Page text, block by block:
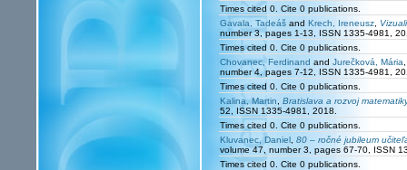
Times cited 0. Cite 0 publications.
Gavala, Tadeáš and Krech, Ireneusz
number 3, pages 1-13, ISSN 1335-4981,
Times cited 0. Cite 0 publications.
Chovanec, Ferdinand and Jurečková, Mária
number 4, pages 7-12, ISSN 1335-4981,
Times cited 0. Cite 0 publications.
Kalina, Martin
Bratislava a rozvoj
52, ISSN 1335-4981, 2018.
Times cited 0. Cite 0 publications.
Kluvanec, Daniel 80 – ročné jubileum
volume 47, number 3, pages 67-70, ISSN
Times cited 0. Cite 0 publications.